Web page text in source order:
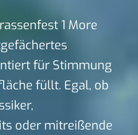
1 More
für Stimmung
füllt. Egal, ob
oder mitreißende